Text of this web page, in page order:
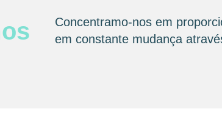
Concentramo-nos em
em constante mudança